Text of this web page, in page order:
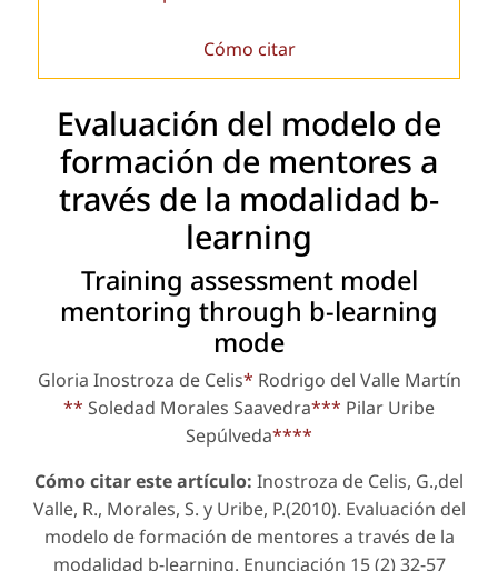
Cómo citar
Evaluación del modelo de
formación de mentores a
través de la modalidad b-
learning
Training assessment model
mentoring through b-learning
mode
Gloria Inostroza de Celis* Rodrigo del Valle Martín
** Soledad Morales Saavedra*** Pilar Uribe
Sepúlveda****
Cómo citar este artículo: Inostroza de Celis, G.,del
Valle, R., Morales, S. y Uribe, P.(2010). Evaluación del
modelo de formación de mentores a través de la
modalidad b-learning. Enunciación 15 (2) 32-57